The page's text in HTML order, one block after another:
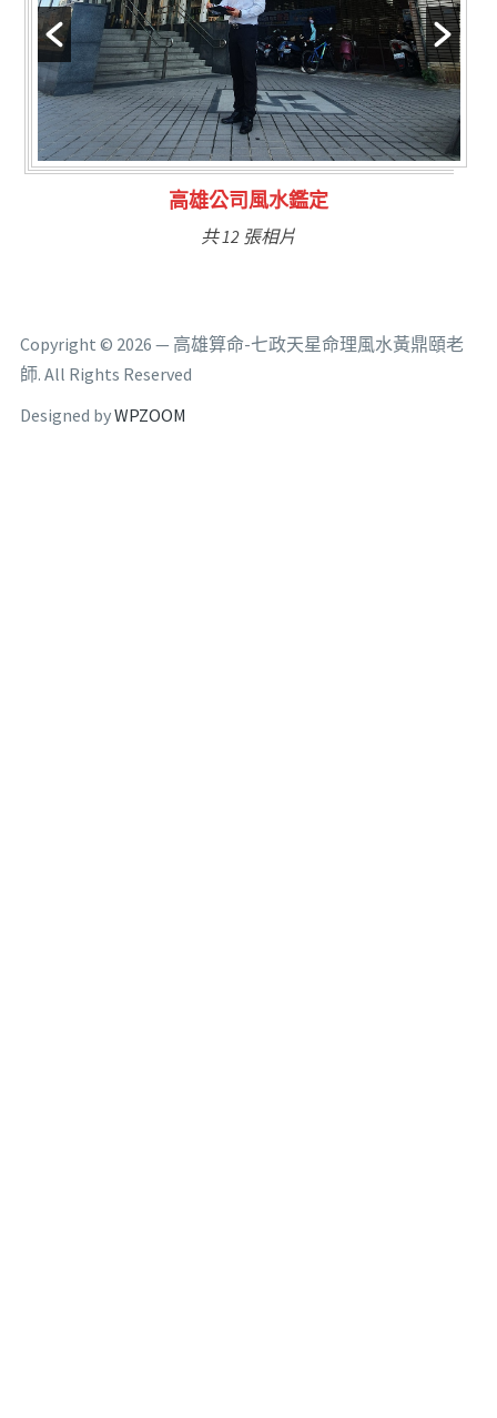
林氏福主量子生基造命
共 6 張相片
Copyright © 2026 — 高雄算命-七政天星命理風水黃鼎頤老
師. All Rights Reserved
Designed byWPZOOM